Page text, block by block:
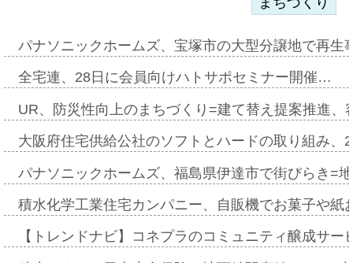
パナソニックホームズ、宝塚市の大型分譲地で再
全宅連、28日に会員向けハトサポセミナー開催…
UR、防災性向上のまちづくり=建て替え提案推進
大阪府住宅供給公社のソフトとハードの取り組み
パナソニックホームズ、福島県伊達市で街びらき=
積水化学工業住宅カンパニー、自販機でお菓子や
【トレンドナビ】コネプラのコミュニティ醸成サ